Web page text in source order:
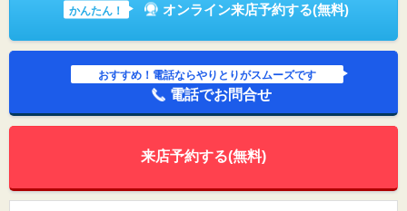
かんたん！ オンライン来店予約する(無料)
おすすめ！電話ならやりとりがスムーズです
電話でお問合せ
来店予約する(無料)